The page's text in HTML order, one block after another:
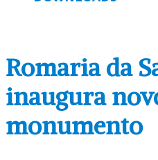
Romaria da
inaugura
monumento